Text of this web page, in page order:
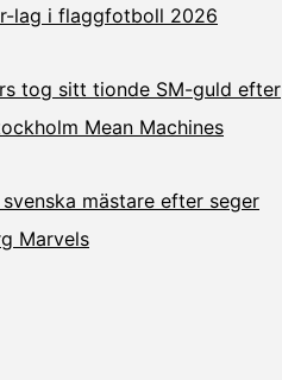
lag i flaggfotboll 2026
tog sitt tionde SM-guld efter
Mean Machines
mästare efter seger
Marvels